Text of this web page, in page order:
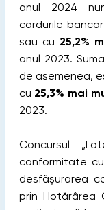
anul 2024
cardurile
sau cu 25,2%
anul 2023.
de asemenea,
cu 25,3% mai
2023.
Concursul
conformitate
desfășurarea
prin Hotărârea